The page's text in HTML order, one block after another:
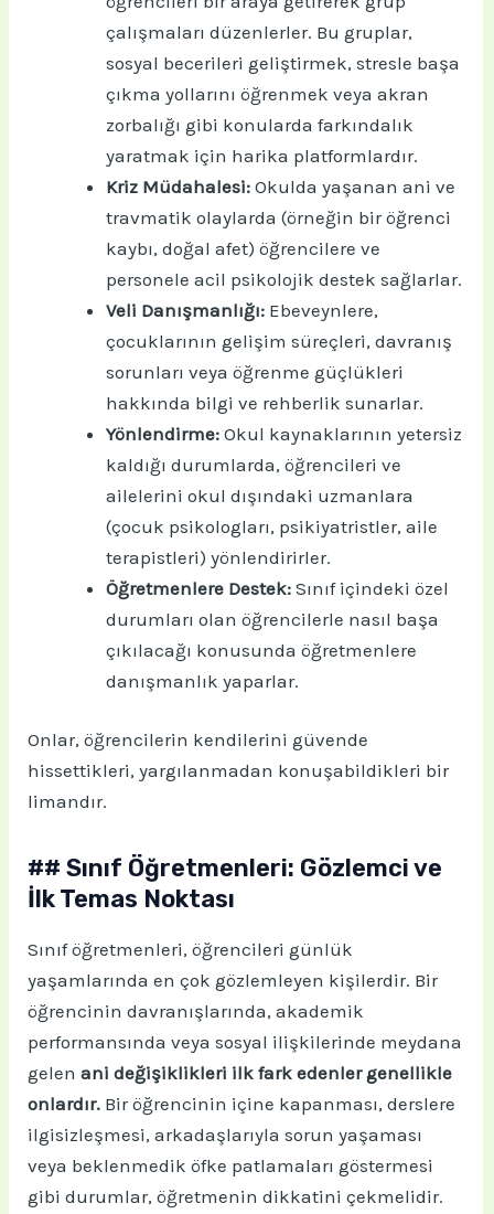
çalışmaları düzenlerler. Bu gruplar,
sosyal becerileri geliştirmek, stresle başa
çıkma yollarını öğrenmek veya akran
zorbalığı gibi konularda farkındalık
yaratmak için harika platformlardır.
Kriz Müdahalesi: Okulda yaşanan ani ve
travmatik olaylarda (örneğin bir öğrenci
kaybı, doğal afet) öğrencilere ve
personele acil psikolojik destek sağlarlar.
Veli Danışmanlığı: Ebeveynlere,
çocuklarının gelişim süreçleri, davranış
sorunları veya öğrenme güçlükleri
hakkında bilgi ve rehberlik sunarlar.
Yönlendirme: Okul kaynaklarının yetersiz
kaldığı durumlarda, öğrencileri ve
ailelerini okul dışındaki uzmanlara
(çocuk psikologları, psikiyatristler, aile
terapistleri) yönlendirirler.
Öğretmenlere Destek: Sınıf içindeki özel
durumları olan öğrencilerle nasıl başa
çıkılacağı konusunda öğretmenlere
danışmanlık yaparlar.
Onlar, öğrencilerin kendilerini güvende
hissettikleri, yargılanmadan konuşabildikleri bir
limandır.
## Sınıf Öğretmenleri: Gözlemci ve
İlk Temas Noktası
Sınıf öğretmenleri, öğrencileri günlük
yaşamlarında en çok gözlemleyen kişilerdir. Bir
öğrencinin davranışlarında, akademik
performansında veya sosyal ilişkilerinde meydana
gelenani değişiklikleri ilk fark edenler genellikle
onlardır. Bir öğrencinin içine kapanması, derslere
ilgisizleşmesi, arkadaşlarıyla sorun yaşaması
veya beklenmedik öfke patlamaları göstermesi
gibi durumlar, öğretmenin dikkatini çekmelidir.